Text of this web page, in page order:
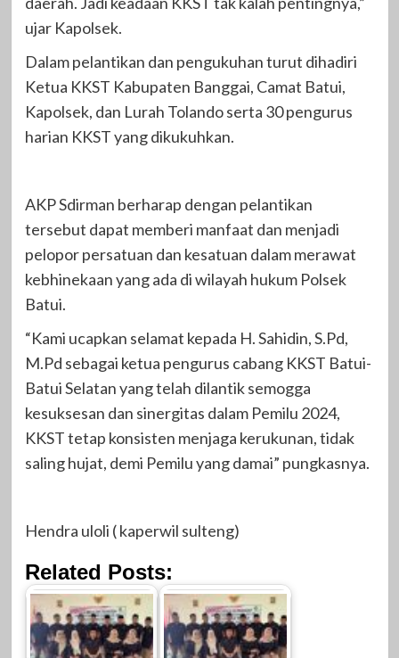
ujar Kapolsek.
Dalam pelantikan dan pengukuhan turut dihadiri
Ketua KKST Kabupaten Banggai, Camat Batui,
Kapolsek, dan Lurah Tolando serta 30 pengurus
harian KKST yang dikukuhkan.
AKP Sdirman berharap dengan pelantikan
tersebut dapat memberi manfaat dan menjadi
pelopor persatuan dan kesatuan dalam merawat
kebhinekaan yang ada di wilayah hukum Polsek
Batui.
“Kami ucapkan selamat kepada H. Sahidin, S.Pd,
M.Pd sebagai ketua pengurus cabang KKST Batui-
Batui Selatan yang telah dilantik semogga
kesuksesan dan sinergitas dalam Pemilu 2024,
KKST tetap konsisten menjaga kerukunan, tidak
saling hujat, demi Pemilu yang damai” pungkasnya.
Hendra uloli ( kaperwil sulteng)
Related Posts: